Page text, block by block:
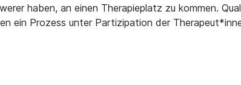
haben, an einen Therapieplatz zu kommen.
ein Prozess unter Partizipation der